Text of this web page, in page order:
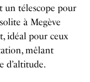
un télescope pour
à Megève
idéal pour ceux
mêlant
d’altitude.